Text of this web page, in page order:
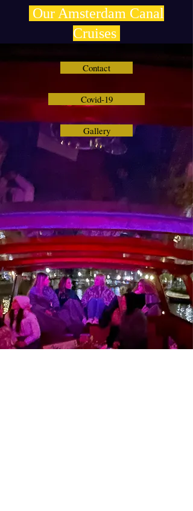
Our Amsterdam Canal
Cruises
Contact
Covid-19
Gallery